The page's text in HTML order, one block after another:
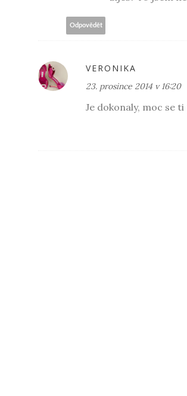
Odpovědět
VERONIKA
23. prosince 2014 v 16:20
Je dokonaly, moc se ti